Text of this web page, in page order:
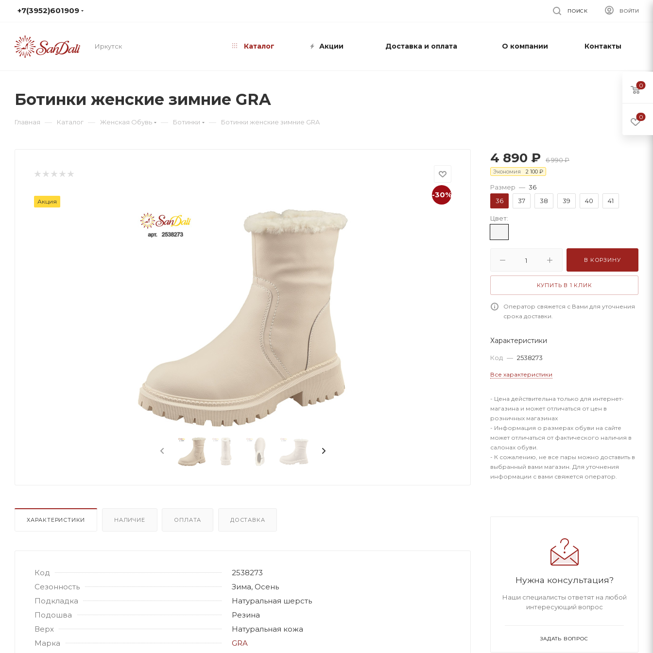
+7(3952)601909 ВОЙТИ
ПОИСК
Иркутск Каталог Акции Доставка и оплата О компании Контакты
Ботинки женские зимние GRA
Главная — Каталог — Женская Обувь — Ботинки — Ботинки женские зимние GRA
-30%
Акция
ХАРАКТЕРИСТИКИ НАЛИЧИЕ ОПЛАТА ДОСТАВКА
Код
2538273
Сезонность
Зима, Осень
Подкладка
Натуральная шерсть
Подошва
Резина
Верх
Натуральная кожа
Марка
GRA
4 890 ₽ 6 990₽
Экономия 2 100 ₽
Размер — 36
36
37 38 39 40 41
Цвет:
В КОРЗИНУ
КУПИТЬ В 1 КЛИК
Оператор свяжется с Вами для уточнения
срока доставки.
Характеристики
Код — 2538273
Все характеристики
- Цена действительна только для интернет-
магазина и может отличаться от цен в
розничных магазинах
- Информация о размерах обуви на сайте
может отличаться от фактического наличия в
салонах обуви.
- К сожалению, не все пары можно доставить в
выбранный вами магазин. Для уточнения
информации с вами свяжется оператор.
Нужна консультация?
Наши специалисты ответят на любой
интересующий вопрос
ЗАДАТЬ ВОПРОС
0
0